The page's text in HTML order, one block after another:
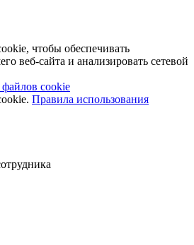
чтобы обеспечивать
веб-сайта и анализировать сетевой
cookie
Правила использования